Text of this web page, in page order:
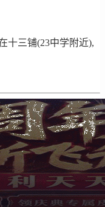
十三铺(23中学附近),